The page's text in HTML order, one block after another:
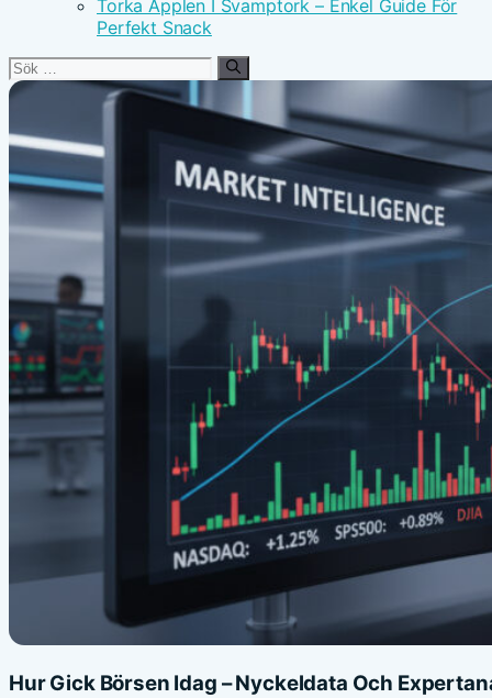
Torka Äpplen I Svamptork – Enkel Guide För
Perfekt Snack
Sök
efter:
Hur Gick Börsen Idag – Nyckeldata Och